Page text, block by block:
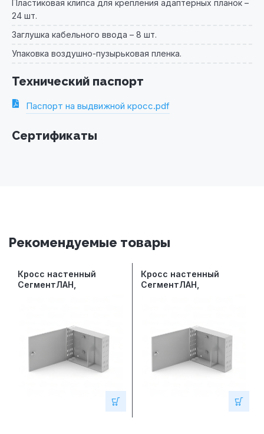
Пластиковая клипса для крепления адаптерных планок –
24 шт.
Заглушка кабельного ввода – 8 шт.
Упаковка воздушно-пузырьковая пленка.
Технический паспорт
Паспорт на выдвижной кросс.pdf
Сертификаты
Рекомендуемые товары
Кросс настенный
СегментЛАН,
Кросс настенный
СегментЛАН,